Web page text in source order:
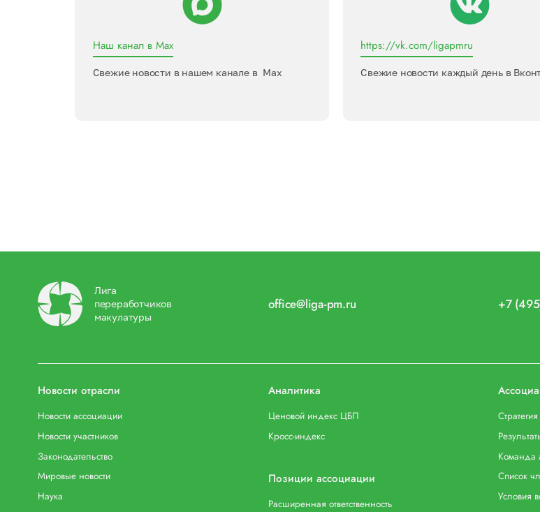
Наш канал в Max
Свежие новости в нашем канале в Max
https://vk.com/ligapmru
Свежие новости каждый день в
Лига
переработчиков
макулатуры
office@liga-pm.ru +7
Новости отрасли
Новости ассоциации
Новости участников
Законодательство
Мировые новости
Наука
Аналитика
Ценовой индекс ЦБП
Кросс-индекс
Позиции ассоциации
Расширенная ответственность
Стратегия
Команда
Список
Условия